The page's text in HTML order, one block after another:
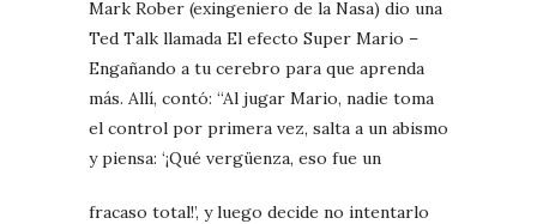
Mark Rober (exingeniero de la Nasa) dio una
Ted Talk llamada El efecto Super Mario –
Engañando a tu cerebro para que aprenda
más. Allí, contó: “Al jugar Mario, nadie toma
el control por primera vez, salta a un abismo
y piensa: ‘¡Qué vergüenza, eso fue un
fracaso total!’, y luego decide no intentarlo